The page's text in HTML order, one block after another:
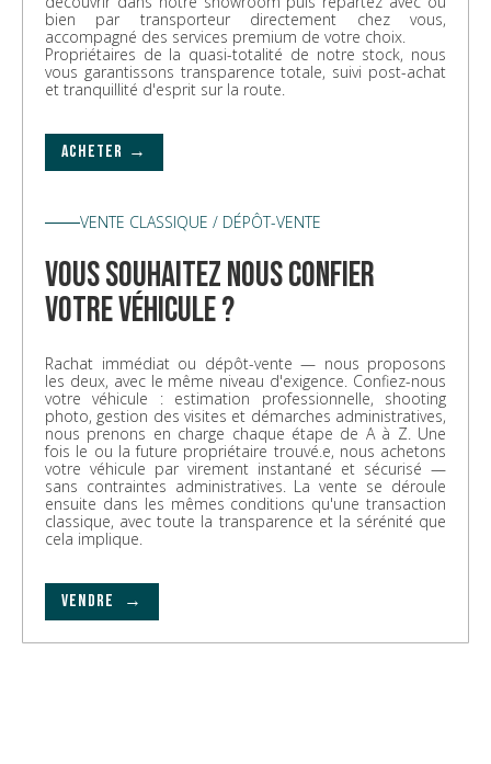
bien par transporteur directement chez vous,
accompagné des services premium de votre choix.
Propriétaires de la quasi-totalité de notre stock, nous
vous garantissons transparence totale, suivi post-achat
et tranquillité d'esprit sur la route.
ACHETER →
VENTE CLASSIQUE / DÉPÔT-VENTE
vous souhaitez nous confier
votre véhicule ?
Rachat immédiat ou dépôt-vente — nous proposons
les deux, avec le même niveau d'exigence. Confiez-nous
votre véhicule : estimation professionnelle, shooting
photo, gestion des visites et démarches administratives,
nous prenons en charge chaque étape de A à Z. Une
fois le ou la future propriétaire trouvé.e, nous achetons
votre véhicule par virement instantané et sécurisé —
sans contraintes administratives. La vente se déroule
ensuite dans les mêmes conditions qu'une transaction
classique, avec toute la transparence et la sérénité que
cela implique.
VENDRE →